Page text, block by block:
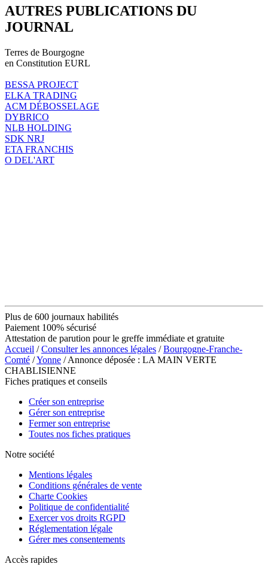
AUTRES PUBLICATIONS DU
JOURNAL
Terres de Bourgogne
en Constitution EURL
BESSA PROJECT
ELKA TRADING
ACM DÉBOSSELAGE
DYBRICO
NLB HOLDING
SDK NRJ
ETA FRANCHIS
O DEL'ART
Plus de 600 journaux habilités
Paiement 100% sécurisé
Attestation de parution pour le greffe immédiate et gratuite
Accueil /Consulter les annonces légales /Bourgogne-Franche-
Comté /Yonne / Annonce déposée : LA MAIN VERTE
CHABLISIENNE
Fiches pratiques et conseils
Créer son entreprise
Gérer son entreprise
Fermer son entreprise
Toutes nos fiches pratiques
Notre société
Mentions légales
Conditions générales de vente
Charte Cookies
Politique de confidentialité
Exercer vos droits RGPD
Réglementation légale
Gérer mes consentements
Accès rapides